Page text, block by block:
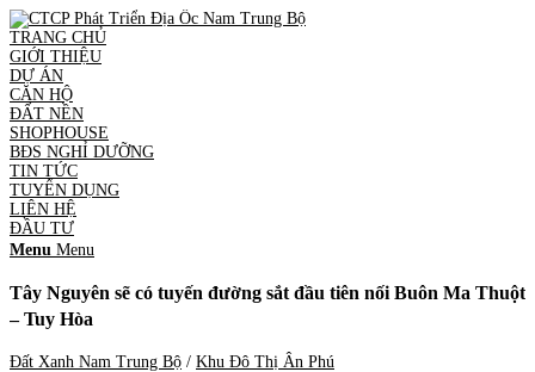
TRANG CHỦ
GIỚI THIỆU
DỰ ÁN
CĂN HỘ
ĐẤT NỀN
SHOPHOUSE
BĐS NGHỈ DƯỠNG
TIN TỨC
TUYỂN DỤNG
LIÊN HỆ
ĐẦU TƯ
Menu Menu
Tây Nguyên sẽ có tuyến đường sắt đầu tiên nối Buôn Ma Thuột
– Tuy Hòa
Đất Xanh Nam Trung Bộ / Khu Đô Thị Ân Phú